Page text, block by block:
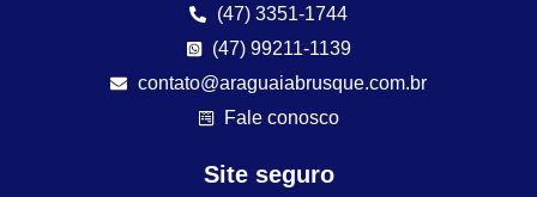
(47) 3351-1744
(47) 99211-1139
contato@araguaiabrusque.com.br
Fale conosco
Site seguro